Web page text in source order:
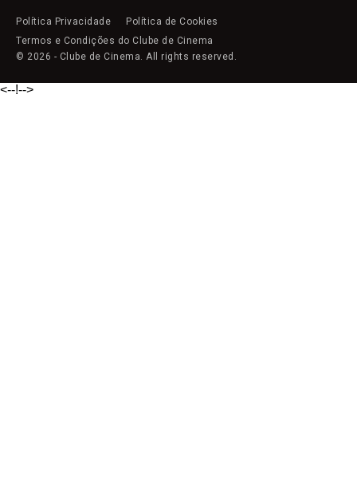
Política Privacidade
Política de Cookies
Termos e Condições do Clube de Cinema
© 2026 - Clube de Cinema. All rights reserved.
<--!-->